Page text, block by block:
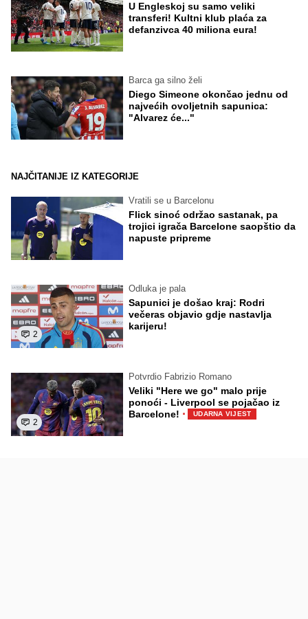
U Engleskoj su samo veliki
transferi! Kultni klub plaća za
defanzivca 40 miliona eura!
Barca ga silno želi
Diego Simeone okončao jednu od
najvećih ovoljetnih sapunica:
"Alvarez će..."
NAJČITANIJE IZ KATEGORIJE
Vratili se u Barcelonu
Flick sinoć održao sastanak, pa
trojici igrača Barcelone saopštio da
napuste pripreme
2
Odluka je pala
Sapunici je došao kraj: Rodri
večeras objavio gdje nastavlja
karijeru!
2
Potvrdio Fabrizio Romano
Veliki "Here we go" malo prije
ponoći - Liverpool se pojačao iz
Barcelone! · UDARNA VIJEST